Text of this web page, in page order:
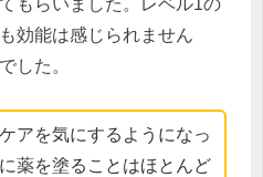
効能は感じられません
した。
アを気にするようになっ
薬を塗ることはほとんど